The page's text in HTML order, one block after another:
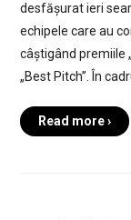
desfășurat ieri
echipele care au
câștigând premiile
„Best Pitch”. În
Read more ›